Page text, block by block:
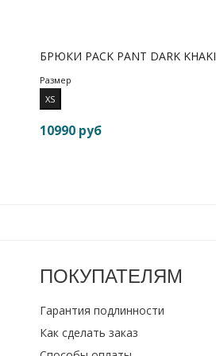
БРЮКИ PACK PANT DARK KHAKI
Размер
XS
10990 руб
ПОКУПАТЕЛЯМ
Гарантия подлинности
Как сделать заказ